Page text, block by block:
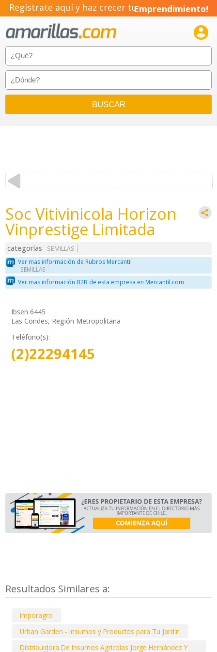
Regístrate aquí y haz crecer tuEmprendimiento!

Soc Vitivinicola Horizon
Vinprestige Limitada
categorías
SEMILLAS
Ver mas información de Rubros Mercantil
SEMILLAS
Ver mas información B2B de esta empresa en Mercantil.com
Ibsen 6445
Las Condes, Región Metropolitana
Teléfono(s):
(2)22294145
Resultados Similares a:
Imporagro
Urban Garden - Insumos y Productos para Tu Jardín
Distribuidora De Insumos Agrícolas Jorge Hernández Y